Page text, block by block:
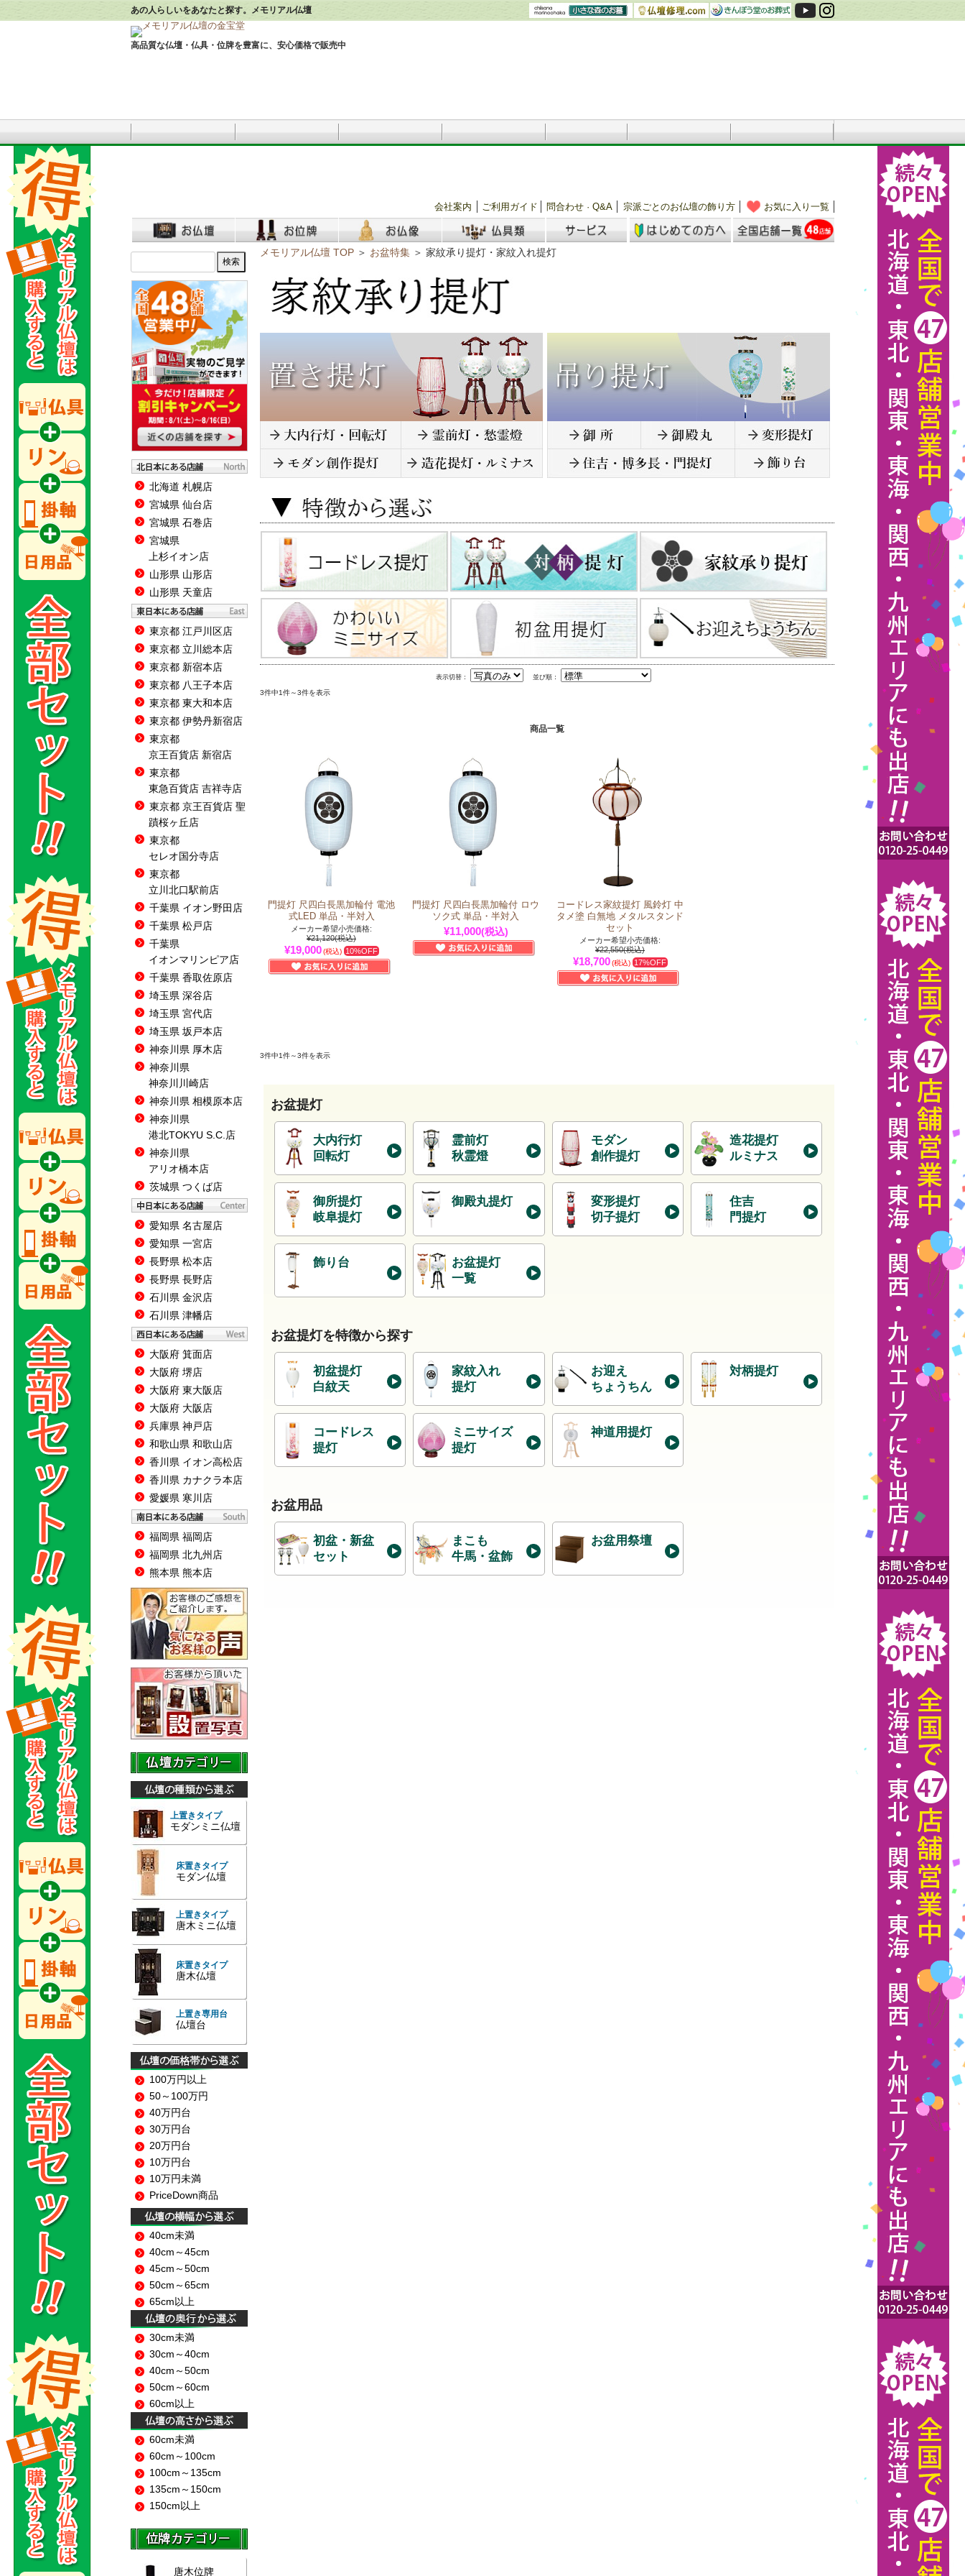
あの人らしいをあなたと探す。メモリアル仏壇
高品質な仏壇・仏具・位牌を豊富に、安心価格で販売中
会社案内 ご利用ガイド 問合わせ · Q&A 宗派ごとのお仏壇の飾り方 お気に入り一覧
メモリアル仏壇 TOP ＞ お盆特集 ＞ 家紋承り提灯・家紋入れ提灯
表示切替： 並び順：
3件中1件～3件を表示
商品一覧
門提灯 尺四白長黒加輪付 電池
式LED 単品・半対入
メーカー希望小売価格:
¥21,120(税込)
¥19,000 (税込) 10%OFF
門提灯 尺四白長黒加輪付 ロウ
ソク式 単品・半対入
¥11,000(税込)
コードレス家紋提灯 風鈴灯 中
タメ塗 白無地 メタルスタンド
セット
メーカー希望小売価格:
¥22,550(税込)
¥18,700 (税込) 17%OFF
3件中1件～3件を表示
お盆提灯
大内行灯
回転灯
霊前灯
秋霊燈
モダン
創作提灯
造花提灯
ルミナス
御所提灯
岐阜提灯
御殿丸提灯
変形提灯
切子提灯
住吉
門提灯
飾り台
お盆提灯
一覧
お盆提灯を特徴から探す
初盆提灯
白紋天
家紋入れ
提灯
お迎え
ちょうちん
対柄提灯
コードレス
提灯
ミニサイズ
提灯
神道用提灯
お盆用品
初盆・新盆
セット
まこも
牛馬・盆飾
お盆用祭壇
北海道 札幌店
宮城県 仙台店
宮城県 石巻店
宮城県
上杉イオン店
山形県 山形店
山形県 天童店
東京都 江戸川区店
東京都 立川総本店
東京都 新宿本店
東京都 八王子本店
東京都 東大和本店
東京都 伊勢丹新宿店
東京都
京王百貨店 新宿店
東京都
東急百貨店 吉祥寺店
東京都 京王百貨店 聖
蹟桜ヶ丘店
東京都
セレオ国分寺店
東京都
立川北口駅前店
千葉県 イオン野田店
千葉県 松戸店
千葉県
イオンマリンピア店
千葉県 香取佐原店
埼玉県 深谷店
埼玉県 宮代店
埼玉県 坂戸本店
神奈川県 厚木店
神奈川県
神奈川川崎店
神奈川県 相模原本店
神奈川県
港北TOKYU S.C.店
神奈川県
アリオ橋本店
茨城県 つくば店
愛知県 名古屋店
愛知県 一宮店
長野県 松本店
長野県 長野店
石川県 金沢店
石川県 津幡店
大阪府 箕面店
大阪府 堺店
大阪府 東大阪店
大阪府 大阪店
兵庫県 神戸店
和歌山県 和歌山店
香川県 イオン高松店
香川県 カナクラ本店
愛媛県 寒川店
福岡県 福岡店
福岡県 北九州店
熊本県 熊本店
上置きタイプ
モダンミニ仏壇
床置きタイプ
モダン仏壇
上置きタイプ
唐木ミニ仏壇
床置きタイプ
唐木仏壇
上置き専用台
仏壇台
100万円以上
50～100万円
40万円台
30万円台
20万円台
10万円台
10万円未満
PriceDown商品
40cm未満
40cm～45cm
45cm～50cm
50cm～65cm
65cm以上
30cm未満
30cm～40cm
40cm～50cm
50cm～60cm
60cm以上
60cm未満
60cm～100cm
100cm～135cm
135cm～150cm
150cm以上
唐木位牌